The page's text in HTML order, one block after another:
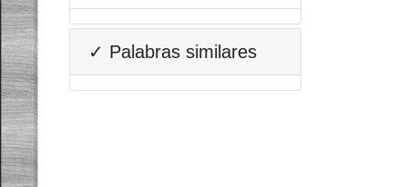
✓ Palabras similares